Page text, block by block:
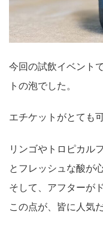
今回の試飲イベント
トの泡でした。
エチケットがとても
リンゴやトロピカル
とフレッシュな酸が
そして、アフターが
この点が、皆に人気